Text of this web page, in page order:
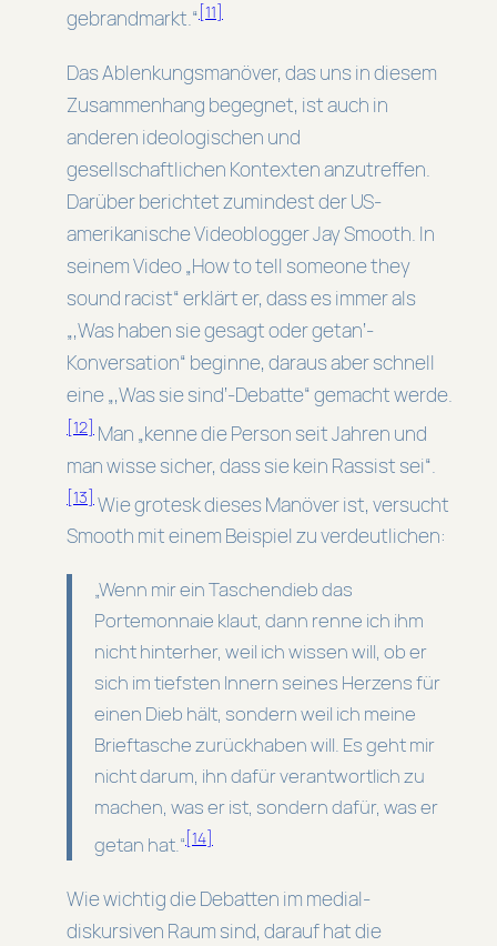
gebrandmarkt.“[11]
Das Ablenkungsmanöver, das uns in diesem
Zusammenhang begegnet, ist auch in
anderen ideologischen und
gesellschaftlichen Kontexten anzutreffen.
Darüber berichtet zumindest der US-
amerikanische Videoblogger Jay Smooth. In
seinem Video „How to tell someone they
sound racist“ erklärt er, dass es immer als
„‚Was haben sie gesagt oder getan‘-
Konversation“ beginne, daraus aber schnell
eine „‚Was sie sind‘-Debatte“ gemacht werde.
[12] Man „kenne die Person seit Jahren und
man wisse sicher, dass sie kein Rassist sei“.
[13] Wie grotesk dieses Manöver ist, versucht
Smooth mit einem Beispiel zu verdeutlichen:
„Wenn mir ein Taschendieb das
Portemonnaie klaut, dann renne ich ihm
nicht hinterher, weil ich wissen will, ob er
sich im tiefsten Innern seines Herzens für
einen Dieb hält, sondern weil ich meine
Brieftasche zurückhaben will. Es geht mir
nicht darum, ihn dafür verantwortlich zu
machen, was er ist, sondern dafür, was er
getan hat.“ [14]
Wie wichtig die Debatten im medial-
diskursiven Raum sind, darauf hat die